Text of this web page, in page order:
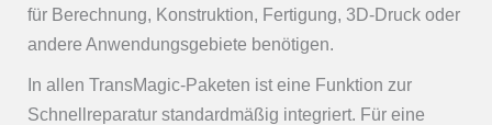
für Berechnung, Konstruktion, Fertigung, 3D-Druck oder
andere Anwendungsgebiete benötigen.
In allen TransMagic-Paketen ist eine Funktion zur
Schnellreparatur standardmäßig integriert. Für eine